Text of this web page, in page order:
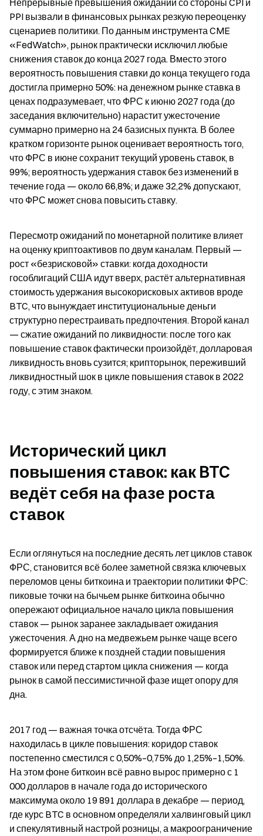
Непрерывные превышения ожиданий со стороны CPI и
PPI вызвали в финансовых рынках резкую переоценку
сценариев политики. По данным инструмента CME
«FedWatch», рынок практически исключил любые
снижения ставок до конца 2027 года. Вместо этого
вероятность повышения ставки до конца текущего года
достигла примерно 50%: на денежном рынке ставка в
ценах подразумевает, что ФРС к июню 2027 года (до
заседания включительно) нарастит ужесточение
суммарно примерно на 24 базисных пункта. В более
кратком горизонте рынок оценивает вероятность того,
что ФРС в июне сохранит текущий уровень ставок, в
99%; вероятность удержания ставок без изменений в
течение года — около 66,8%; и даже 32,2% допускают,
что ФРС может снова повысить ставку.
Пересмотр ожиданий по монетарной политике влияет
на оценку криптоактивов по двум каналам. Первый —
рост «безрисковой» ставки: когда доходности
гособлигаций США идут вверх, растёт альтернативная
стоимость удержания высокорисковых активов вроде
BTC, что вынуждает институциональные деньги
структурно перестраивать предпочтения. Второй канал
— сжатие ожиданий по ликвидности: после того как
повышение ставок фактически произойдёт, долларовая
ликвидность вновь сузится; крипторынок, переживший
ликвидностный шок в цикле повышения ставок в 2022
году, с этим знаком.
Исторический цикл
повышения ставок: как BTC
ведёт себя на фазе роста
ставок
Если оглянуться на последние десять лет циклов ставок
ФРС, становится всё более заметной связка ключевых
переломов цены биткоина и траектории политики ФРС:
пиковые точки на бычьем рынке биткоина обычно
опережают официальное начало цикла повышения
ставок — рынок заранее закладывает ожидания
ужесточения. А дно на медвежьем рынке чаще всего
формируется ближе к поздней стадии повышения
ставок или перед стартом цикла снижения — когда
рынок в самой пессимистичной фазе ищет опору для
дна.
2017 год — важная точка отсчёта. Тогда ФРС
находилась в цикле повышения: коридор ставок
постепенно сместился с 0,50%–0,75% до 1,25%–1,50%.
На этом фоне биткоин всё равно вырос примерно с 1
000 долларов в начале года до исторического
максимума около 19 891 доллара в декабре — период,
где курс BTC в основном определяли халвинговый цикл
и спекулятивный настрой розницы, а макроограничение